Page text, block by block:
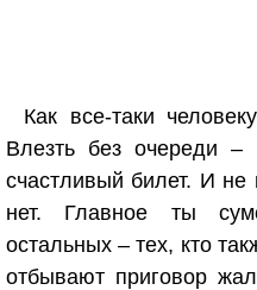
Как все-таки
Влезть без очереди
счастливый билет. И
нет. Главное ты
остальных – тех, кто
отбывают приговор